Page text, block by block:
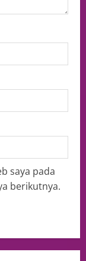
saya pada
berikutnya.